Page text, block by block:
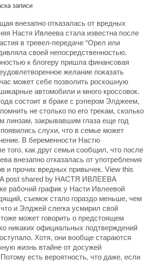
записи
внезапно отказалась от вредных
Настя Ивлеева стала известна после
в тревел-передаче “Орел или
своей непосредственностью.
к блогеру пришла финансовая
желание показать
может себе позволить роскошную
автомобили и много кроссовок.
состоит в браке с рэпером Элджеем,
не столько по его трекам, сколько
линзам, закрывавшим глаза еще год
слухи, что в семье может
В беременности Настю
того, как друг семьи сообщил, что после
внезапно отказалась от употребления
и прочих вредных привычек. View this
A post shared by НАСТЯ ИВЛЕЕВА
рабочий график у Насти Ивлеевой
съемок стало гораздо меньше, чем
и Элджей слегка усмирил свой
может говорить о предстоящем
никаких официальных подтверждений
Хотя, они вообще стараются
жизнь втайне от досужей
есть вероятность, что даже, если